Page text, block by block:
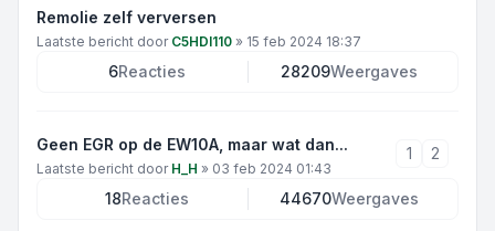
Remolie zelf verversen
Laatste bericht door C5HDI110 » 15 feb 2024 18:37
6Reacties 28209Weergaves
Geen EGR op de EW10A, maar wat dan...
Laatste bericht door H_H » 03 feb 2024 01:43
1 2
18Reacties 44670Weergaves